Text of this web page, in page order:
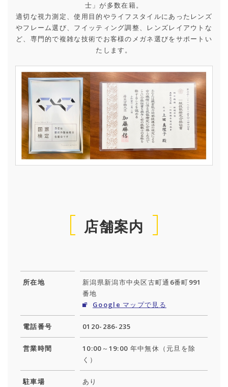
士」が多数在籍。
適切な視力測定、使用目的やライフスタイルにあったレンズ
やフレーム選び、フイッティング調整、レンズレイアウトな
ど、専門的で複雑な技術でお客様のメガネ選びをサポートい
たします。
店舗案内
所在地
新潟県新潟市中央区古町通6番町991
番地
Google マップで見る
電話番号 0120-286-235
営業時間
10:00～19:00 年中無休（元旦を除
く）
駐車場
あり